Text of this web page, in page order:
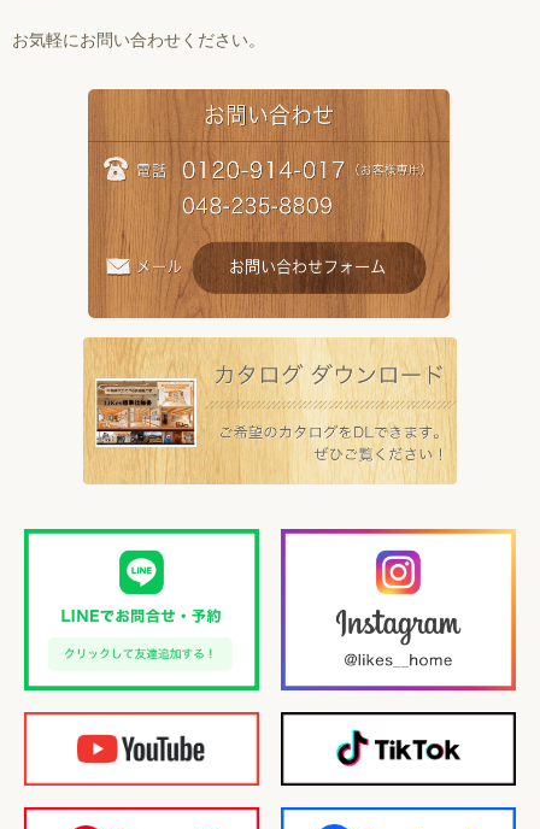
お気軽にお問い合わせください。